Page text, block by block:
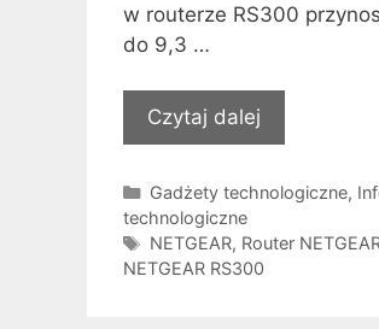
w routerze RS300
do 9,3 …
Czytaj dalej
Kategorie
Gadżety technologiczne,
technologiczne
Tagi
NETGEAR, Router
NETGEAR RS300